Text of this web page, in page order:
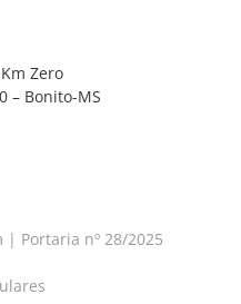
Zero
– Bonito-MS
| Portaria nº 28/2025